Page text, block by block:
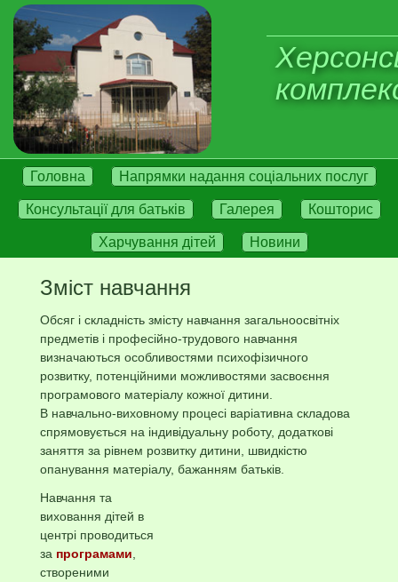
Головна Напрямки надання соціальних послуг
Консультації для батьків Галерея Кошторис
Харчування дітей Новини
Зміст навчання
Обсяг і складність змісту навчання загальноосвітніх
предметів і професійно-трудового навчання
визначаються особливостями психофізичного
розвитку, потенційними можливостями засвоєння
програмового матеріалу кожної дитини.
В навчально-виховному процесі варіативна складова
спрямовується на індивідуальну роботу, додаткові
заняття за рівнем розвитку дитини, швидкістю
опанування матеріалу, бажанням батьків.
Навчання та
виховання дітей в
центрі проводиться
за програмами
створеними